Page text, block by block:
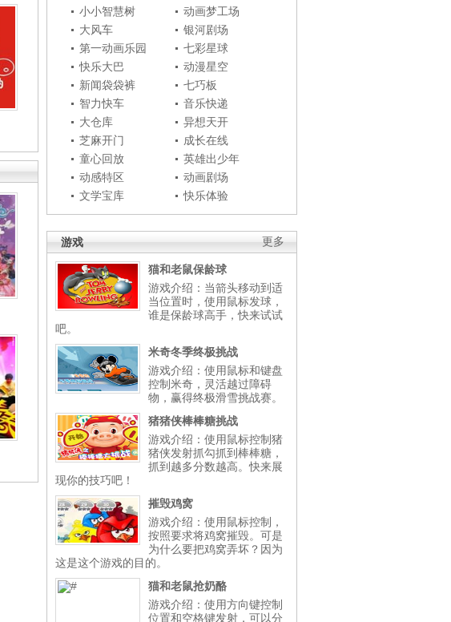
小小智慧树
动画梦工场
大风车
银河剧场
第一动画乐园
七彩星球
快乐大巴
动漫星空
新闻袋袋裤
七巧板
智力快车
音乐快递
大仓库
异想天开
芝麻开门
成长在线
童心回放
英雄出少年
动感特区
动画剧场
文学宝库
快乐体验
更多
游戏
猫和老鼠保龄球
游戏介绍：当箭头移动到适
当位置时，使用鼠标发球，
谁是保龄球高手，快来试试
吧。
米奇冬季终极挑战
游戏介绍：使用鼠标和键盘
控制米奇，灵活越过障碍
物，赢得终极滑雪挑战赛。
猪猪侠棒棒糖挑战
游戏介绍：使用鼠标控制猪
猪侠发射抓勾抓到棒棒糖，
抓到越多分数越高。快来展
现你的技巧吧！
摧毁鸡窝
游戏介绍：使用鼠标控制，
按照要求将鸡窝摧毁。可是
为什么要把鸡窝弄坏？因为
这是这个游戏的目的。
猫和老鼠抢奶酪
游戏介绍：使用方向键控制
位置和空格键发射，可以分